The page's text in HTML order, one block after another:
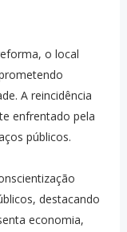
o local
A reincidência
enfrentado pela
públicos.
destacando
economia,